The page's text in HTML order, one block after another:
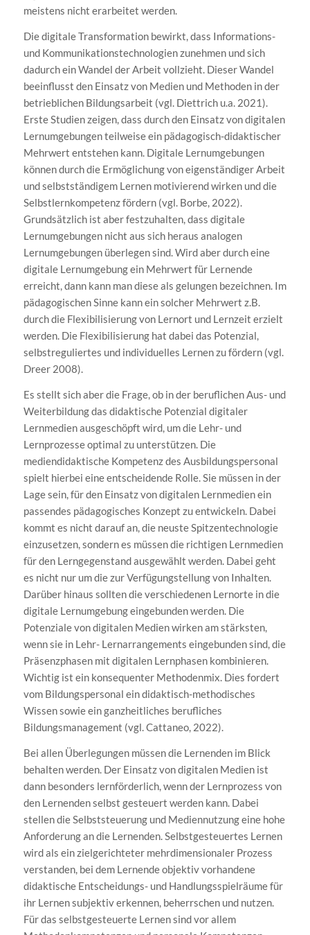
meistens nicht erarbeitet werden.
Die digitale Transformation bewirkt, dass Informations-
und Kommunikationstechnologien zunehmen und sich
dadurch ein Wandel der Arbeit vollzieht. Dieser Wandel
beeinflusst den Einsatz von Medien und Methoden in der
betrieblichen Bildungsarbeit (vgl. Diettrich u.a. 2021).
Erste Studien zeigen, dass durch den Einsatz von digitalen
Lernumgebungen teilweise ein pädagogisch-didaktischer
Mehrwert entstehen kann. Digitale Lernumgebungen
können durch die Ermöglichung von eigenständiger Arbeit
und selbstständigem Lernen motivierend wirken und die
Selbstlernkompetenz fördern (vgl. Borbe, 2022).
Grundsätzlich ist aber festzuhalten, dass digitale
Lernumgebungen nicht aus sich heraus analogen
Lernumgebungen überlegen sind. Wird aber durch eine
digitale Lernumgebung ein Mehrwert für Lernende
erreicht, dann kann man diese als gelungen bezeichnen. Im
pädagogischen Sinne kann ein solcher Mehrwert z.B.
durch die Flexibilisierung von Lernort und Lernzeit erzielt
werden. Die Flexibilisierung hat dabei das Potenzial,
selbstreguliertes und individuelles Lernen zu fördern (vgl.
Dreer 2008).
Es stellt sich aber die Frage, ob in der beruflichen Aus- und
Weiterbildung das didaktische Potenzial digitaler
Lernmedien ausgeschöpft wird, um die Lehr- und
Lernprozesse optimal zu unterstützen. Die
mediendidaktische Kompetenz des Ausbildungspersonal
spielt hierbei eine entscheidende Rolle. Sie müssen in der
Lage sein, für den Einsatz von digitalen Lernmedien ein
passendes pädagogisches Konzept zu entwickeln. Dabei
kommt es nicht darauf an, die neuste Spitzentechnologie
einzusetzen, sondern es müssen die richtigen Lernmedien
für den Lerngegenstand ausgewählt werden. Dabei geht
es nicht nur um die zur Verfügungstellung von Inhalten.
Darüber hinaus sollten die verschiedenen Lernorte in die
digitale Lernumgebung eingebunden werden. Die
Potenziale von digitalen Medien wirken am stärksten,
wenn sie in Lehr- Lernarrangements eingebunden sind, die
Präsenzphasen mit digitalen Lernphasen kombinieren.
Wichtig ist ein konsequenter Methodenmix. Dies fordert
vom Bildungspersonal ein didaktisch-methodisches
Wissen sowie ein ganzheitliches berufliches
Bildungsmanagement (vgl. Cattaneo, 2022).
Bei allen Überlegungen müssen die Lernenden im Blick
behalten werden. Der Einsatz von digitalen Medien ist
dann besonders lernförderlich, wenn der Lernprozess von
den Lernenden selbst gesteuert werden kann. Dabei
stellen die Selbststeuerung und Mediennutzung eine hohe
Anforderung an die Lernenden. Selbstgesteuertes Lernen
wird als ein zielgerichteter mehrdimensionaler Prozess
verstanden, bei dem Lernende objektiv vorhandene
didaktische Entscheidungs- und Handlungsspielräume für
ihr Lernen subjektiv erkennen, beherrschen und nutzen.
Für das selbstgesteuerte Lernen sind vor allem